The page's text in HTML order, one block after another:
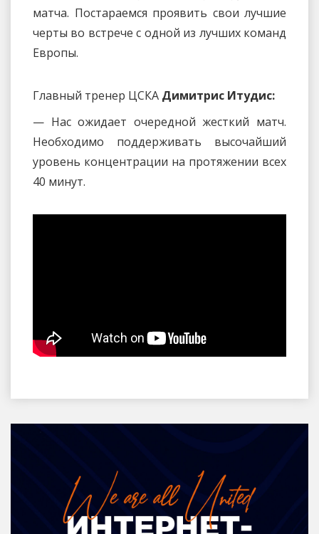
матча. Постараемся проявить свои лучшие
черты во встрече с одной из лучших команд
Европы.
Главный тренер ЦСКА Димитрис Итудис:
— Нас ожидает очередной жесткий матч.
Необходимо поддерживать высочайший
уровень концентрации на протяжении всех
40 минут.